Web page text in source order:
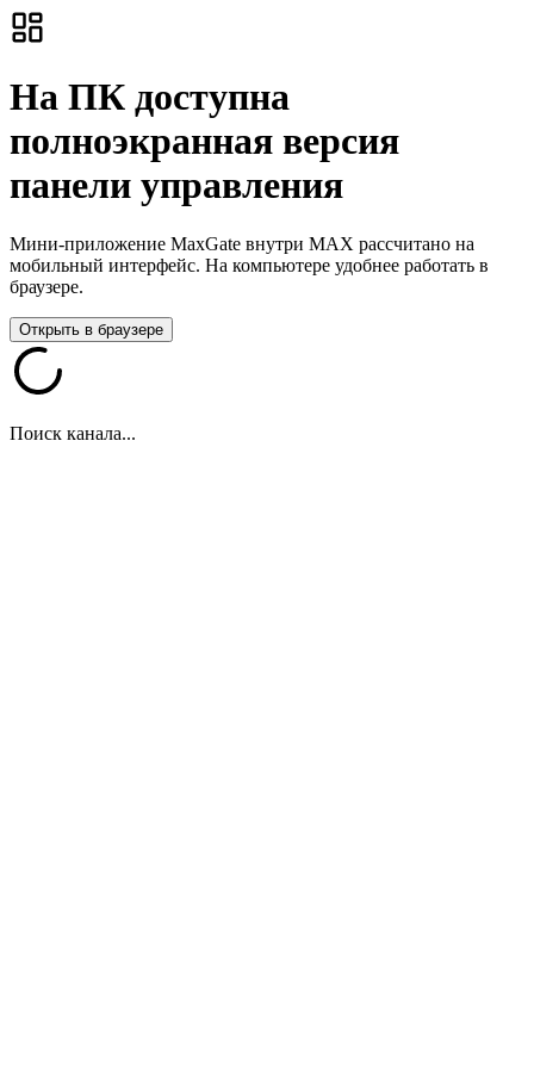
На ПК доступна
полноэкранная версия
панели управления
Мини-приложение MaxGate внутри MAX рассчитано на
мобильный интерфейс. На компьютере удобнее работать в
браузере.
Открыть в браузере
Поиск канала...